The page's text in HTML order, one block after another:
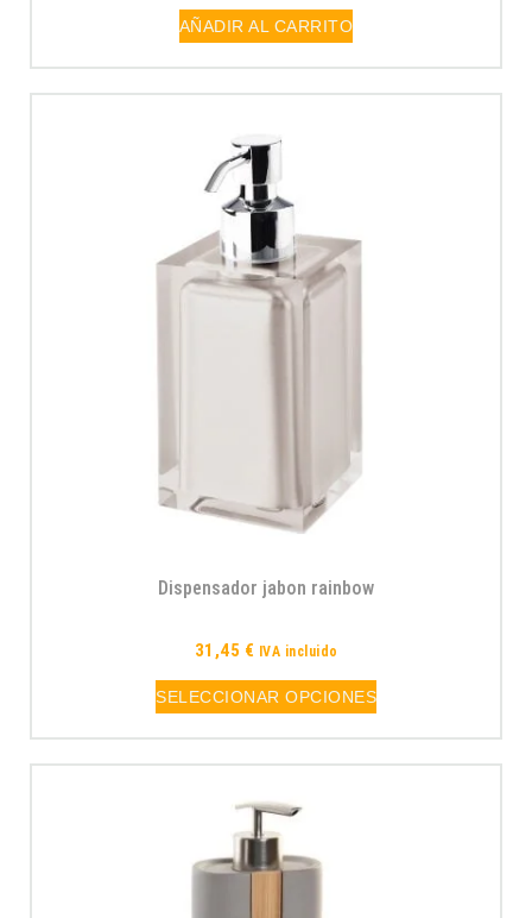
AÑADIR AL CARRITO
Dispensador jabon rainbow
31,45 € IVA incluido
SELECCIONAR OPCIONES